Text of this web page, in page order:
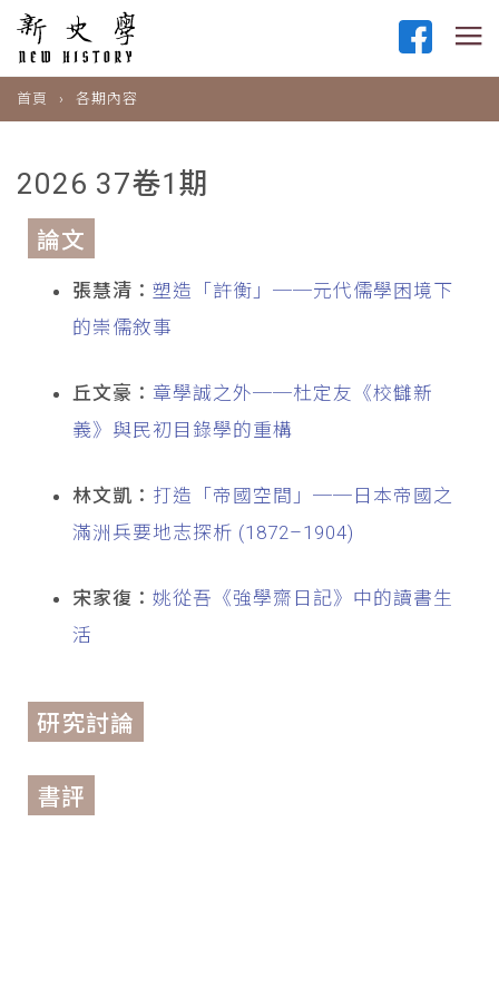
首頁 各期內容
2026 37卷1期
論文
張慧清： 塑造「許衡」──元代儒學困境下
的崇儒敘事
丘文豪： 章學誠之外──杜定友《校讎新
義》與民初目錄學的重構
林文凱： 打造「帝國空間」──日本帝國之
滿洲兵要地志探析 (1872–1904)
宋家復： 姚從吾《強學齋日記》中的讀書生
活
研究討論
書評